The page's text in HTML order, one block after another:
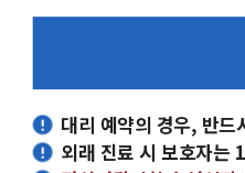
대리 예약의 경우, 반드
외래 진료 시 보호자는
주시기 바랍니다
반드시 진료받을 환자의 정
정신의학은 콜센터를 통